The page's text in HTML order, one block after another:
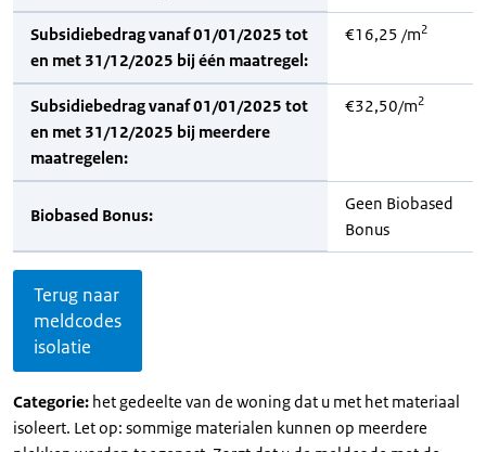
Subsidiebedrag vanaf 01/01/2025 tot
en met 31/12/2025 bij één maatregel:
€16,25 /m2
Subsidiebedrag vanaf 01/01/2025 tot
en met 31/12/2025 bij meerdere
maatregelen:
€32,50/m2
Biobased Bonus:
Geen Biobased
Bonus
Terug naar
meldcodes
isolatie
Categorie: het gedeelte van de woning dat u met het materiaal
isoleert. Let op: sommige materialen kunnen op meerdere